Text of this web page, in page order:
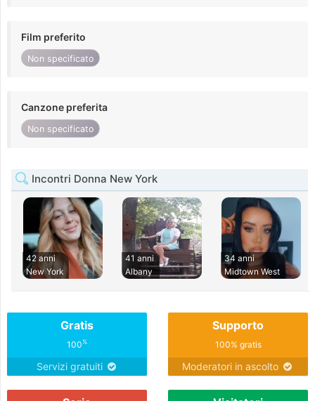
Film preferito
Non specificato
Canzone preferita
Non specificato
Incontri Donna New York
42 anni
New York
41 anni
Albany
34 anni
Midtown West
Gratis
100%
Servizi gratuiti
Supporto
100% gratis
Moderatori in ascolto